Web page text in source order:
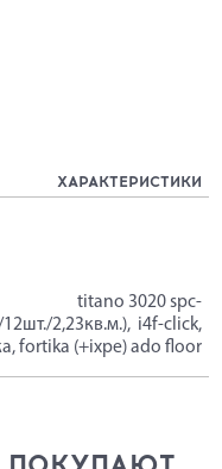
ХАРАКТЕРИСТИКИ
titano 3020 spc-
2,23кв.м.), i4f-click,
fortika (+ixpe) ado floor